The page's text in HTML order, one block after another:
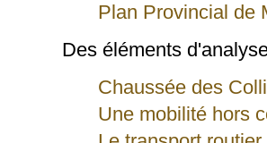
Plan Provincial de
Des éléments
Chaussée des
Une mobilité hors